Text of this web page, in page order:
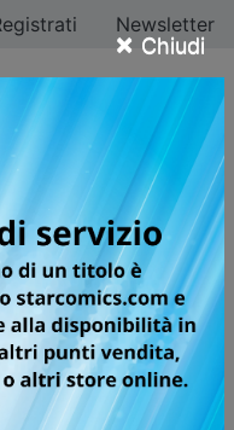
× Chiudi
Newsletter
NON HA
(General)
(Grand Prize